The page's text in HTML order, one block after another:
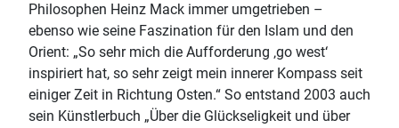
Philosophen Heinz Mack immer umgetrieben –
ebenso wie seine Faszination für den Islam und den
Orient: „So sehr mich die Aufforderung ‚go west‘
inspiriert hat, so sehr zeigt mein innerer Kompass seit
einiger Zeit in Richtung Osten.“ So entstand 2003 auch
sein Künstlerbuch „Über die Glückseligkeit und über